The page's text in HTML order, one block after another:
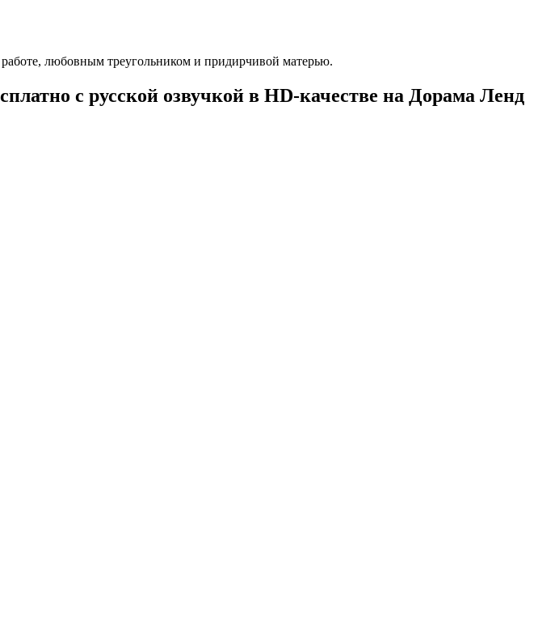
работе, любовным треугольником и придирчивой матерью.
с русской озвучкой в HD-качестве на Дорама Ленд